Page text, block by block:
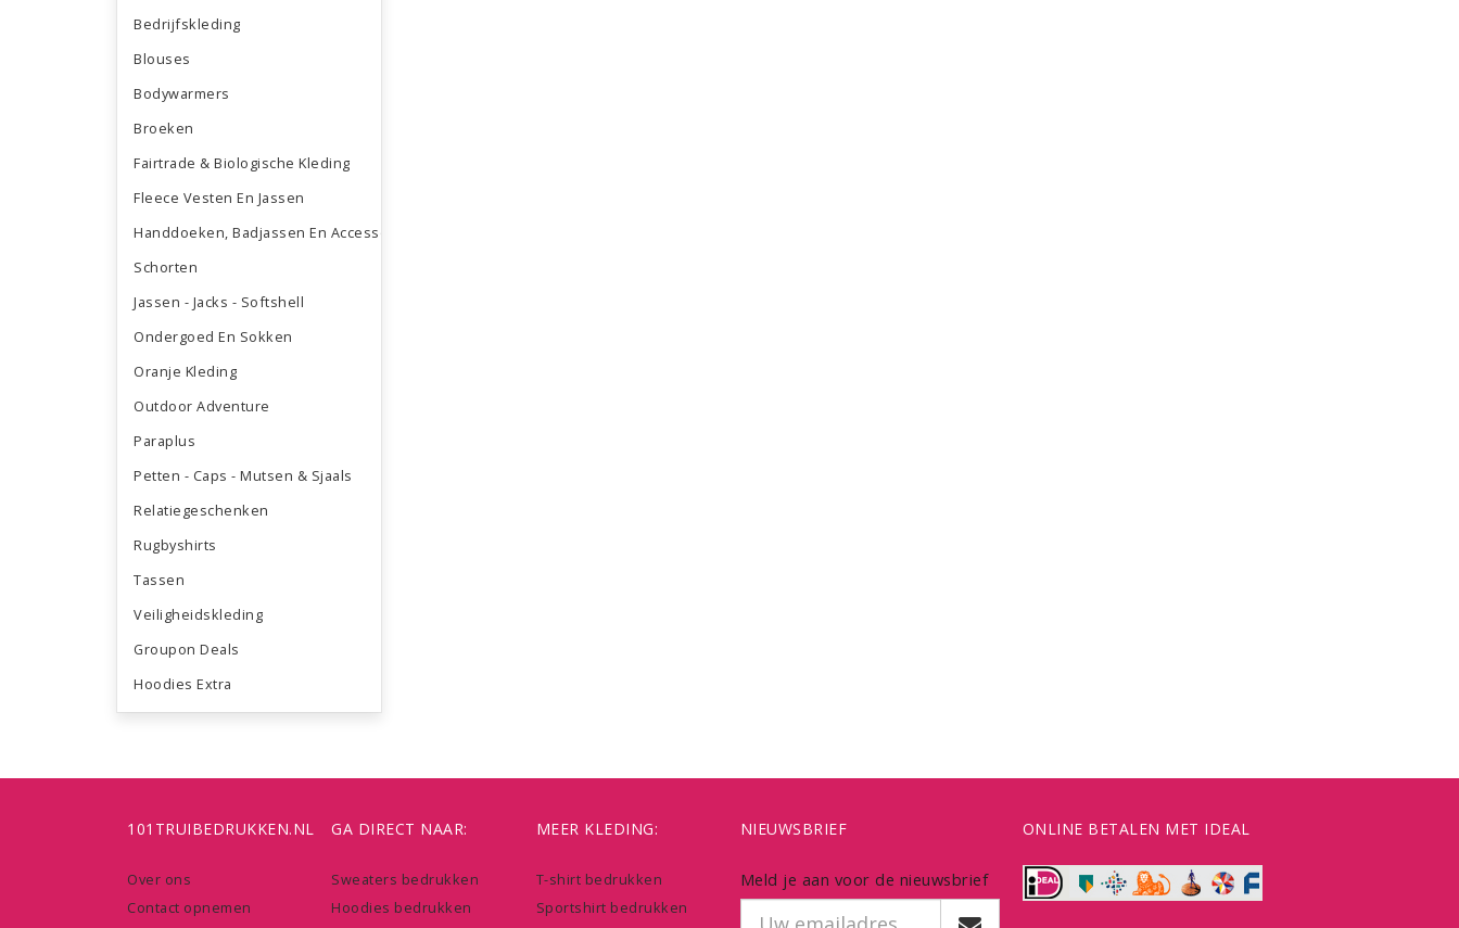
Bedrijfskleding
Blouses
Bodywarmers
Broeken
Fairtrade & Biologische Kleding
Fleece Vesten En Jassen
Handdoeken, Badjassen En Accessoires
Schorten
Jassen - Jacks - Softshell
Ondergoed En Sokken
Oranje Kleding
Outdoor Adventure
Paraplus
Petten - Caps - Mutsen & Sjaals
Relatiegeschenken
Rugbyshirts
Tassen
Veiligheidskleding
Groupon Deals
Hoodies Extra
101TRUIBEDRUKKEN.NL
Over ons
Contact opnemen
GA DIRECT NAAR:
Sweaters bedrukken
Hoodies bedrukken
MEER KLEDING:
T-shirt bedrukken
Sportshirt bedrukken
NIEUWSBRIEF
Meld je aan voor de nieuwsbrief
ONLINE BETALEN MET IDEAL